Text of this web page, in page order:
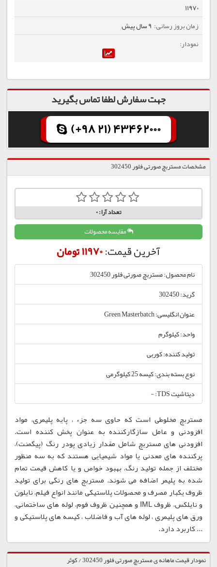
11970
9 سال پیش
جهت سفارش لطفا تماس بگیرید
(+98 21) 43462000
مشخصات مستربچ صورتی فلور 302450
تعداد آرا:0
مقایسه محصولات
آخرین قیمت:11970 تومان
نام محصول: مستربچ صورتی فلور 302450
گرید: 302450
عنوان انگلیسی: Green Masterbatch
واحد: کیلوگرم
تولید کننده: کوربی
نوع بسته بندی: کیسه 25 کیلوگرمی
دیتاشیت TDS: -
مستربچ مخلوطی است که حاوی سه جزء ، پایه پلیمری، مواد
افزودنی و عامل سازگارکننده به عنوان پخش کننده است.
افزودنی های مستربچ شامل مقدار زیادی پودر رنگ (پیگمنت)،
پرکننده های معدنی یا مواد شیمیایی هستند که به سه منظور
مختلف از جمله تولید رنگ، بهبود خواص و یا کاهش قیمت تمام
شده به پلیمر اضافه می شوند. مستربچ های رنگی برای تولید
ظروف یکبار مصرف و محصولات پلاستیکی مانند انواع فیلم، نایلون
و نایلکس، ظروف IML و همچنین ظروف فوم، لوله های ساختمانی،
ورق های پلیمری ، لوله های آب و فاضلاب ، کیسه های پلاستیکی و
... کاربرد دارد.
نمودار قیمت ماهانه ی مستربچ صورتی فلور 302450 / کوثر